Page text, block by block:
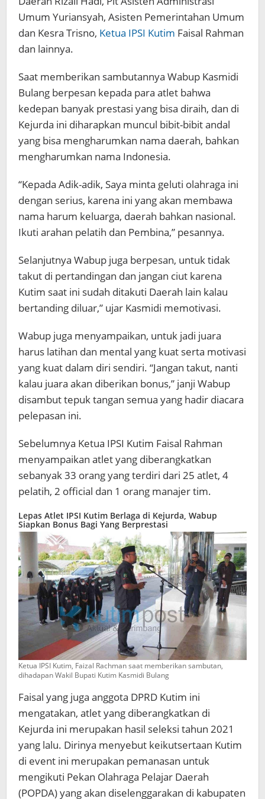
Umum Yuriansyah, Asisten Pemerintahan Umum
dan Kesra Trisno, Ketua IPSI Kutim Faisal Rahman
dan lainnya.
Saat memberikan sambutannya Wabup Kasmidi
Bulang berpesan kepada para atlet bahwa
kedepan banyak prestasi yang bisa diraih, dan di
Kejurda ini diharapkan muncul bibit-bibit andal
yang bisa mengharumkan nama daerah, bahkan
mengharumkan nama Indonesia.
“Kepada Adik-adik, Saya minta geluti olahraga ini
dengan serius, karena ini yang akan membawa
nama harum keluarga, daerah bahkan nasional.
Ikuti arahan pelatih dan Pembina,” pesannya.
Selanjutnya Wabup juga berpesan, untuk tidak
takut di pertandingan dan jangan ciut karena
Kutim saat ini sudah ditakuti Daerah lain kalau
bertanding diluar,” ujar Kasmidi memotivasi.
Wabup juga menyampaikan, untuk jadi juara
harus latihan dan mental yang kuat serta motivasi
yang kuat dalam diri sendiri. “Jangan takut, nanti
kalau juara akan diberikan bonus,” janji Wabup
disambut tepuk tangan semua yang hadir diacara
pelepasan ini.
Sebelumnya Ketua IPSI Kutim Faisal Rahman
menyampaikan atlet yang diberangkatkan
sebanyak 33 orang yang terdiri dari 25 atlet, 4
pelatih, 2 official dan 1 orang manajer tim.
Lepas Atlet IPSI Kutim Berlaga di Kejurda, Wabup
Siapkan Bonus Bagi Yang Berprestasi
Ketua IPSI Kutim, Faizal Rachman saat memberikan sambutan,
dihadapan Wakil Bupati Kutim Kasmidi Bulang
Faisal yang juga anggota DPRD Kutim ini
mengatakan, atlet yang diberangkatkan di
Kejurda ini merupakan hasil seleksi tahun 2021
yang lalu. Dirinya menyebut keikutsertaan Kutim
di event ini merupakan pemanasan untuk
mengikuti Pekan Olahraga Pelajar Daerah
(POPDA) yang akan diselenggarakan di kabupaten